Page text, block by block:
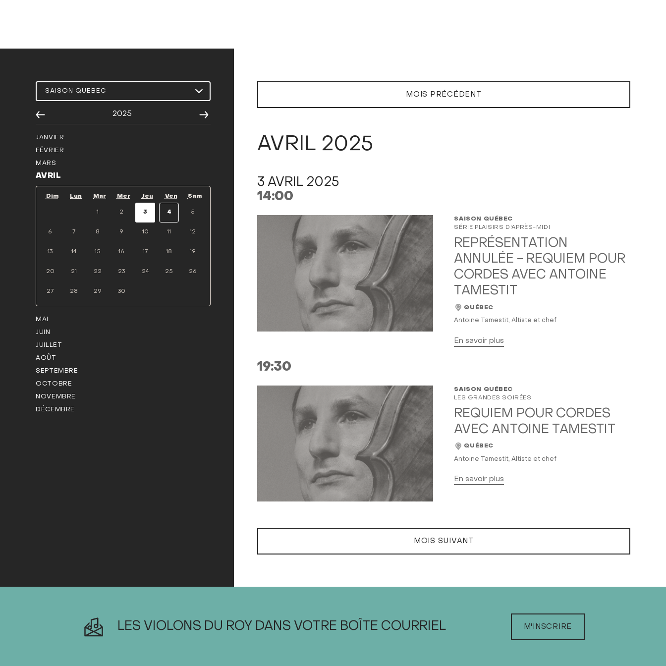
2025
JANVIER
FÉVRIER
MARS
AVRIL
Dim Lun Mar Mer Jeu Ven Sam
1 2 3 4 5
6 7 8 9 10 11 12
13 14 15 16 17 18 19
20 21 22 23 24 25 26
27 28 29 30
MAI
JUIN
JUILLET
AOÛT
SEPTEMBRE
OCTOBRE
NOVEMBRE
DÉCEMBRE
MOIS PRÉCÉDENT
AVRIL 2025
3 AVRIL 2025
14:00
SAISON QUÉBEC
SÉRIE PLAISIRS D'APRÈS-MIDI
REPRÉSENTATION
ANNULÉE - REQUIEM POUR
CORDES AVEC ANTOINE
TAMESTIT
QUÉBEC
Antoine Tamestit, Altiste et chef
En savoir plus
19:30
SAISON QUÉBEC
LES GRANDES SOIRÉES
REQUIEM POUR CORDES
AVEC ANTOINE TAMESTIT
QUÉBEC
Antoine Tamestit, Altiste et chef
En savoir plus
MOIS SUIVANT
LES VIOLONS DU ROY DANS VOTRE BOÎTE COURRIEL M'INSCRIRE